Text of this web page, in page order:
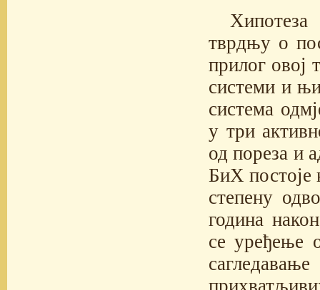
тврдњу о
прилог овој
системи и
система
у три
од пореза и
БиХ постоје
степену
година
се уређење